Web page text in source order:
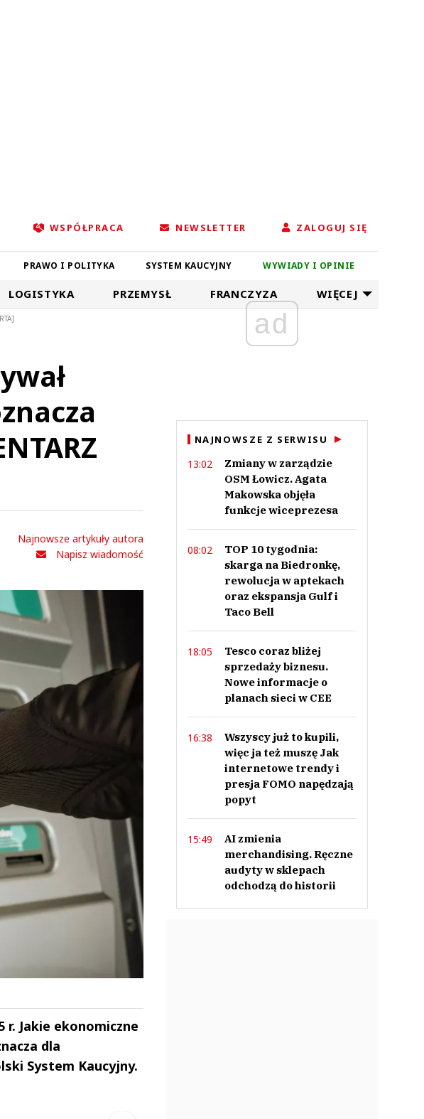
WSPÓŁPRACA NEWSLETTER ZALOGUJ SIĘ
PRAWO I POLITYKA SYSTEM KAUCYJNY WYWIADY I OPINIE
LOGISTYKA PRZEMYSŁ FRANCZYZA WIĘCEJ
Najnowsze artykuły autora
Napisz wiadomość
r. Jakie ekonomiczne
dla
System Kaucyjny.
ad
NAJNOWSZE Z SERWISU
13:02
Zmiany w zarządzie
OSM Łowicz. Agata
Makowska objęła
funkcje wiceprezesa
08:02
TOP 10 tygodnia:
skarga na Biedronkę,
rewolucja w aptekach
oraz ekspansja Gulf i
Taco Bell
18:05
Tesco coraz bliżej
sprzedaży biznesu.
Nowe informacje o
planach sieci w CEE
16:38
Wszyscy już to kupili,
więc ja też muszę Jak
internetowe trendy i
presja FOMO napędzają
popyt
15:49
AI zmienia
merchandising. Ręczne
audyty w sklepach
odchodzą do historii